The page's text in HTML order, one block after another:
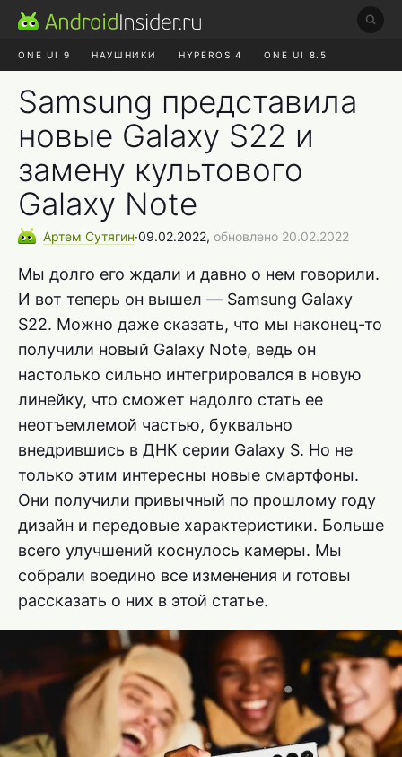
ONE UI 9 НАУШНИКИ HYPEROS 4 ONE UI 8.5
Samsung представила
новые Galaxy S22 и
замену культового
Galaxy Note
Артем Сутягин∙09.02.2022, обновлено 20.02.2022
Мы долго его ждали и давно о нем говорили.
И вот теперь он вышел — Samsung Galaxy
S22. Можно даже сказать, что мы наконец-то
получили новый Galaxy Note, ведь он
настолько сильно интегрировался в новую
линейку, что сможет надолго стать ее
неотъемлемой частью, буквально
внедрившись в ДНК серии Galaxy S. Но не
только этим интересны новые смартфоны.
Они получили привычный по прошлому году
дизайн и передовые характеристики. Больше
всего улучшений коснулось камеры. Мы
собрали воедино все изменения и готовы
рассказать о них в этой статье.